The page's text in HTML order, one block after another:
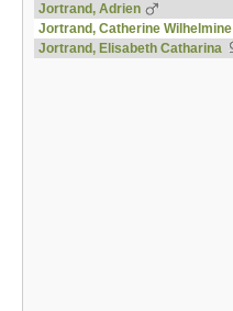
Jortrand, Adrien
Jortrand, Catherine Wilhelmine
Jortrand, Elisabeth Catharina